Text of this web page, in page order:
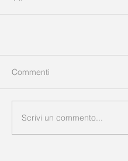
Commenti
Scrivi un commento...